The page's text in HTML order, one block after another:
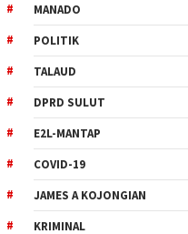
MANADO
POLITIK
TALAUD
DPRD SULUT
E2L-MANTAP
COVID-19
JAMES A KOJONGIAN
KRIMINAL